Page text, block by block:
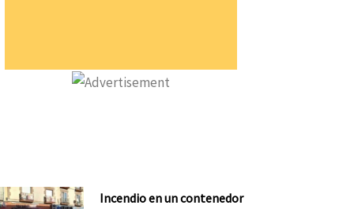
Incendio en un contenedor